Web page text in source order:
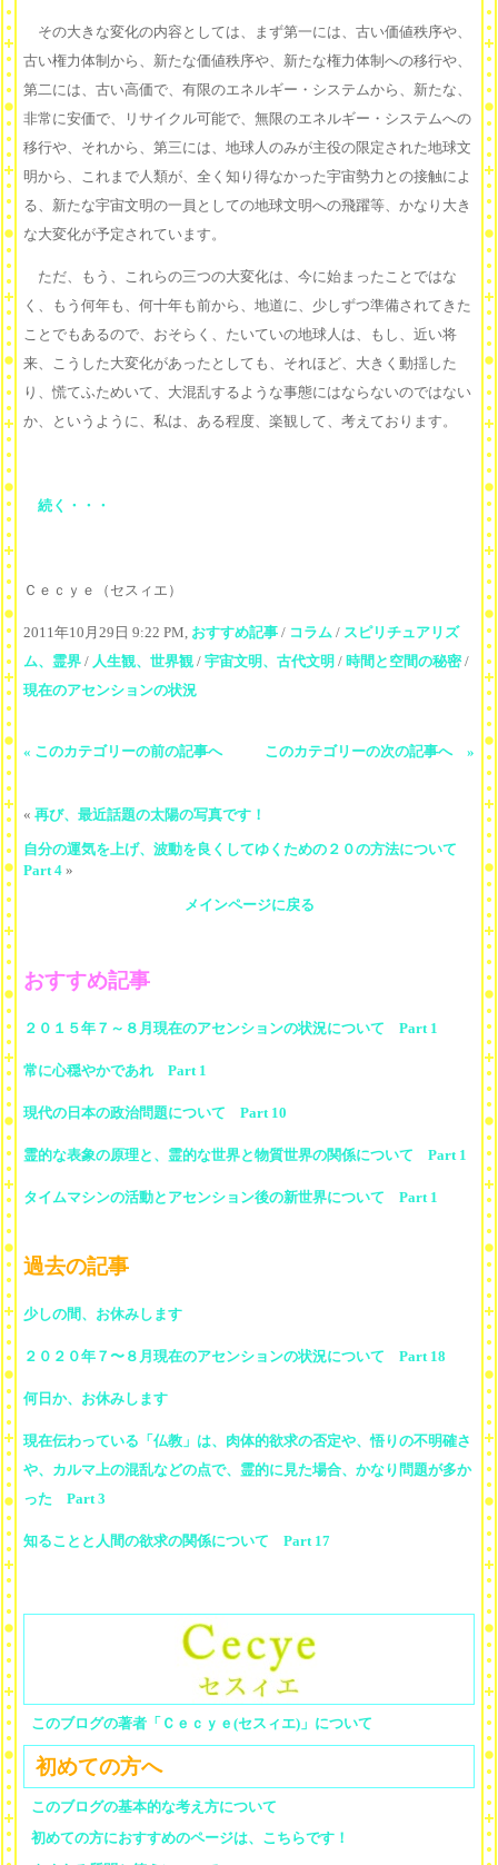
その大きな変化の内容としては、まず第一には、古い価値秩序や、
古い権力体制から、新たな価値秩序や、新たな権力体制への移行や、
第二には、古い高価で、有限のエネルギー・システムから、新たな、
非常に安価で、リサイクル可能で、無限のエネルギー・システムへの
移行や、それから、第三には、地球人のみが主役の限定された地球文
明から、これまで人類が、全く知り得なかった宇宙勢力との接触によ
る、新たな宇宙文明の一員としての地球文明への飛躍等、かなり大き
な大変化が予定されています。
ただ、もう、これらの三つの大変化は、今に始まったことではな
く、もう何年も、何十年も前から、地道に、少しずつ準備されてきた
ことでもあるので、おそらく、たいていの地球人は、もし、近い将
来、こうした大変化があったとしても、それほど、大きく動揺した
り、慌てふためいて、大混乱するような事態にはならないのではない
か、というように、私は、ある程度、楽観して、考えております。
続く・・・
Ｃｅｃｙｅ（セスィエ）
2011年10月29日 9:22 PM, おすすめ記事 / コラム / スピリチュアリズ
ム、霊界 / 人生観、世界観 / 宇宙文明、古代文明 / 時間と空間の秘密/
現在のアセンションの状況
« このカテゴリーの前の記事へ このカテゴリーの次の記事へ »
« 再び、最近話題の太陽の写真です！
自分の運気を上げ、波動を良くしてゆくための２０の方法について
Part 4 »
メインページに戻る
おすすめ記事
２０１５年７～８月現在のアセンションの状況について Part 1
常に心穏やかであれ Part 1
現代の日本の政治問題について Part 10
霊的な表象の原理と、霊的な世界と物質世界の関係について Part 1
タイムマシンの活動とアセンション後の新世界について Part 1
過去の記事
少しの間、お休みします
２０２０年７〜８月現在のアセンションの状況について Part 18
何日か、お休みします
現在伝わっている「仏教」は、肉体的欲求の否定や、悟りの不明確さ
や、カルマ上の混乱などの点で、霊的に見た場合、かなり問題が多か
った Part 3
知ることと人間の欲求の関係について Part 17
このブログの著者「Ｃｅｃｙｅ(セスィエ)」について
初めての方へ
このブログの基本的な考え方について
初めての方におすすめのページは、こちらです！